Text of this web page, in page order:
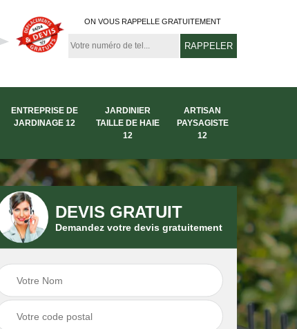
ON VOUS RAPPELLE GRATUITEMENT
ENTREPRISE DE
JARDINAGE 12
JARDINIER
TAILLE DE HAIE
12
ARTISAN
PAYSAGISTE
12
DEVIS GRATUIT
Demandez votre devis gratuitement